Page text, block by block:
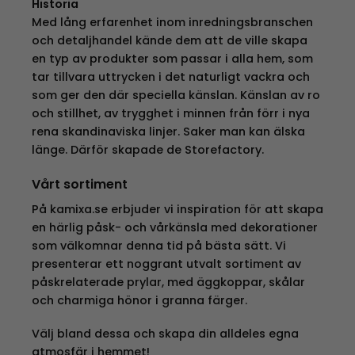
Historia
Med lång erfarenhet inom inredningsbranschen
och detaljhandel kände dem att de ville skapa
en typ av produkter som passar i alla hem, som
tar tillvara uttrycken i det naturligt vackra och
som ger den där speciella känslan. Känslan av ro
och stillhet, av trygghet i minnen från förr i nya
rena skandinaviska linjer. Saker man kan älska
länge. Därför skapade de Storefactory.
Vårt sortiment
På kamixa.se erbjuder vi inspiration för att skapa
en härlig påsk- och vårkänsla med dekorationer
som välkomnar denna tid på bästa sätt. Vi
presenterar ett noggrant utvalt sortiment av
påskrelaterade prylar, med äggkoppar, skålar
och charmiga hönor i granna färger.
Välj bland dessa och skapa din alldeles egna
atmosfär i hemmet!